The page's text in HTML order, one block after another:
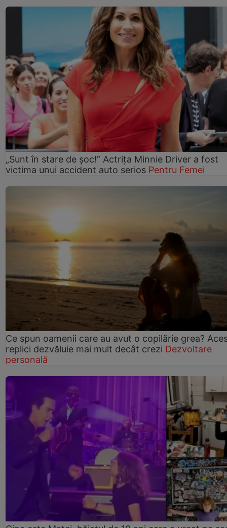
„Sunt în stare de șoc!” Actrița Minnie Driver a fost
victima unui accident auto serios Pentru Femei
Ce spun oamenii care au avut o copilărie grea?
replici dezvăluie mai mult decât crezi Dezvoltare
personală